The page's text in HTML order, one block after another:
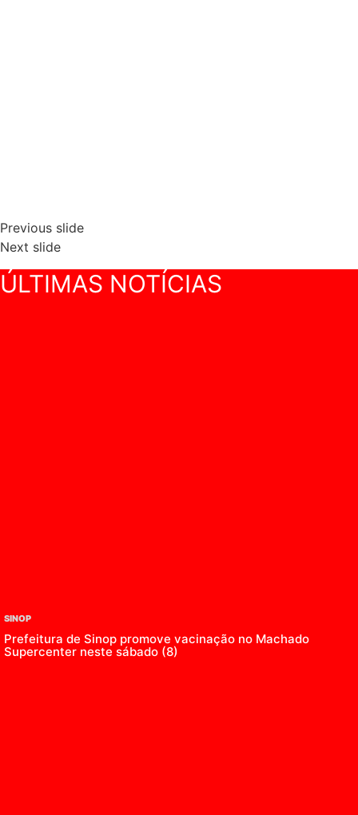
Previous slide
Next slide
ÚLTIMAS NOTÍCIAS
SINOP
Prefeitura de Sinop promove vacinação no Machado
Supercenter neste sábado (8)